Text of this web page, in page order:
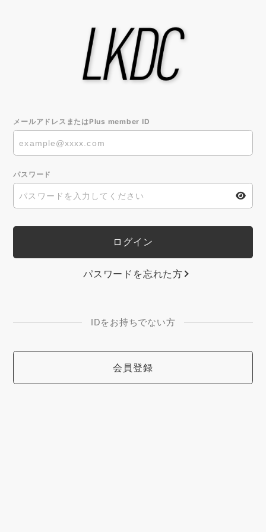
メールアドレスまたはPlus member ID
パスワード
パスワードを忘れた方
IDをお持ちでない方
会員登録